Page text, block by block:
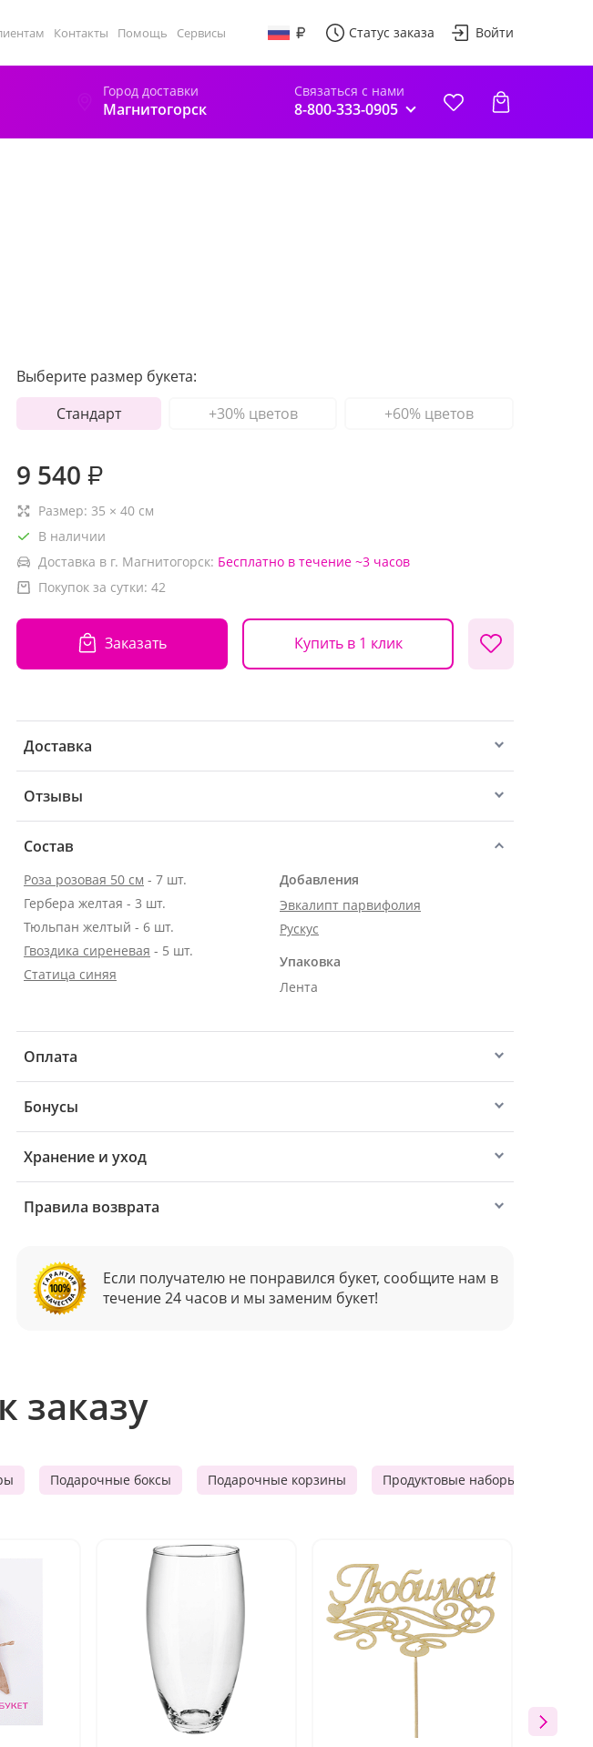
Контакты Помощь Сервисы Статус заказа Войти
Город доставки
Магнитогорск
Связаться с нами
8-800-333-0905
Выберите размер букета:
Стандарт
+30% цветов +60% цветов
9 540 ₽
Размер: 35 × 40 см
В наличии
Доставка в г. Магнитогорск: Бесплатно в течение ~3 часов
Покупок за сутки: 42
Заказать Купить в 1 клик
Доставка
Отзывы
Состав
Роза розовая 50 см - 7 шт.
Гербера желтая - 3 шт.
Тюльпан желтый - 6 шт.
Гвоздика сиреневая - 5 шт.
Статица синяя
Добавления
Эвкалипт парвифолия
Рускус
Упаковка
Лента
Оплата
Бонусы
Хранение и уход
Правила возврата
Если получателю не понравился букет, сообщите нам в
течение 24 часов и мы заменим букет!
заказу
Подарочные боксы Подарочные корзины Продуктовые наборы